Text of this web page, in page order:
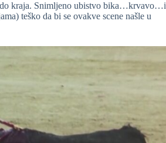
do kraja. Snimljeno ubistvo bika…krvavo…i
teško da bi se ovakve scene našle u